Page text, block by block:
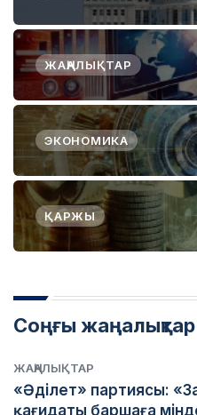
ЖАҢАЛЫҚТАР
ЭКОНОМИКА
ҚАРЖЫ
Соңғы жаңалықтар
ЖАҢАЛЫҚТАР
«Әділет» партиясы:
қағидаты баршаға